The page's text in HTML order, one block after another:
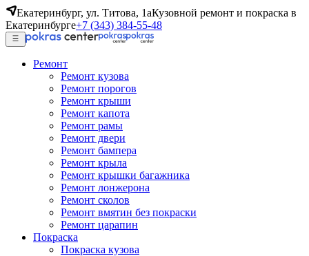
Екатеринбург, ул. Титова, 1аКузовной ремонт и покраска в
Екатеринбурге+7 (343) 384-55-48
Ремонт
Ремонт кузова
Ремонт порогов
Ремонт крыши
Ремонт капота
Ремонт рамы
Ремонт двери
Ремонт бампера
Ремонт крыла
Ремонт крышки багажника
Ремонт лонжерона
Ремонт сколов
Ремонт вмятин без покраски
Ремонт царапин
Покраска
Покраска кузова